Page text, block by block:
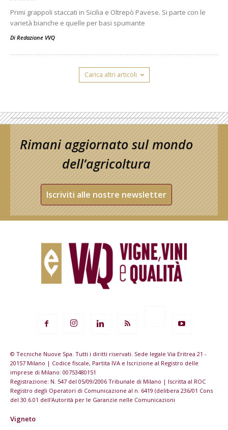
Primi grappoli staccati in Sicilia e Oltrepò Pavese. Si parte con le
varietà bianche e quelle per basi spumante
Di Redazione VVQ
Carica altri articoli
Rimani aggiornato sul mondo
dell’agricoltura
Iscriviti alle nostre newsletter
© Tecniche Nuove Spa. Tutti i diritti riservati. Sede legale Via Eritrea 21 -
20157 Milano | Codice fiscale, Partita IVA e Iscrizione al Registro delle
imprese di Milano: 00753480151
Registrazione: N. 547 del 05/09/2006 Tribunale di Milano | Iscritta al ROC
Registro degli Operatori di Comunicazione al n. 6419 (delibera 236/01 Cons
del 30.6.01 dell'Autorità per le Garanzie nelle Comunicazioni
Vigneto